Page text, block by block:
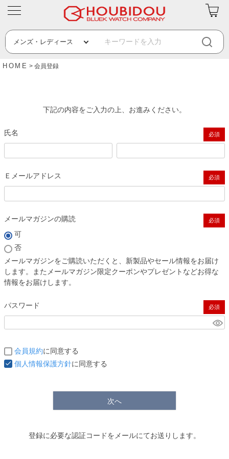
HOME 会員登録
下記の内容をご入力の上、お進みください。
氏名
Ｅメールアドレス
メールマガジンの購読
可
否
メールマガジンをご購読いただくと、新製品やセール情報をお届け
します。またメールマガジン限定クーポンやプレゼントなどお得な
情報をお届けします。
パスワード
(必須)
会員規約に同意する
個人情報保護方針に同意する
次へ
登録に必要な認証コードをメールにてお送りします。